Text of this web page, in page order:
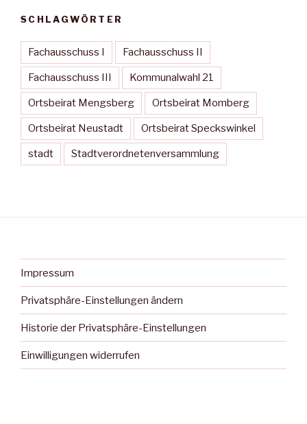
SCHLAGWÖRTER
Fachausschuss I Fachausschuss II
Fachausschuss III Kommunalwahl 21
Ortsbeirat Mengsberg Ortsbeirat Momberg
Ortsbeirat Neustadt Ortsbeirat Speckswinkel
stadt Stadtverordnetenversammlung
Impressum
Privatsphäre-Einstellungen ändern
Historie der Privatsphäre-Einstellungen
Einwilligungen widerrufen